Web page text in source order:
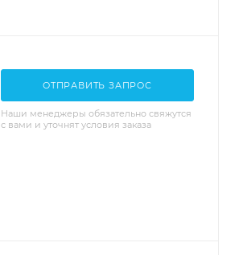
ОТПРАВИТЬ ЗАПРОС
Наши менеджеры обязательно свяжутся
с вами и уточнят условия заказа